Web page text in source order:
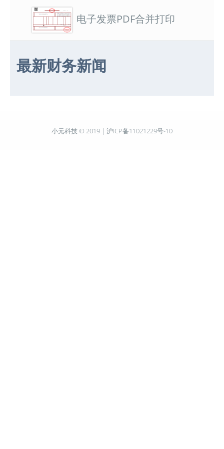
电子发票PDF合并打印
最新财务新闻
小元科技 © 2019 | 沪ICP备11021229号-10